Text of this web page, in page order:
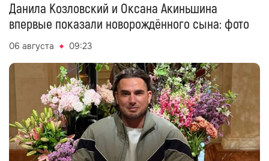
Данила Козловский и Оксана Акиньшина
впервые показали новорождённого сына: фото
06 августа 09:23